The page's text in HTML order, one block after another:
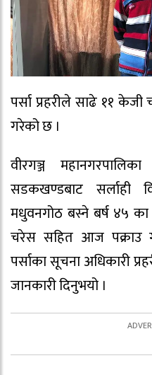
पर्सा प्रहरीले साढे ११
गरेको छ ।
वीरगञ्ज
सडकखण्डबाट सर्लाही
मधुवनगोठ बस्ने बर्ष ४५
चरेस सहित आज पक्राउ
पर्साका सूचना अधिकारी
जानकारी दिनुभयो ।